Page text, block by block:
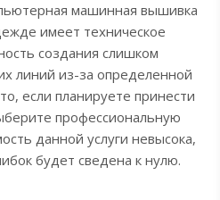
машинная вышивка
имеет техническое
создания слишком
линий из-за определенной
если планируете принести
профессиональную
данной услуги невысока,
будет сведена к нулю.